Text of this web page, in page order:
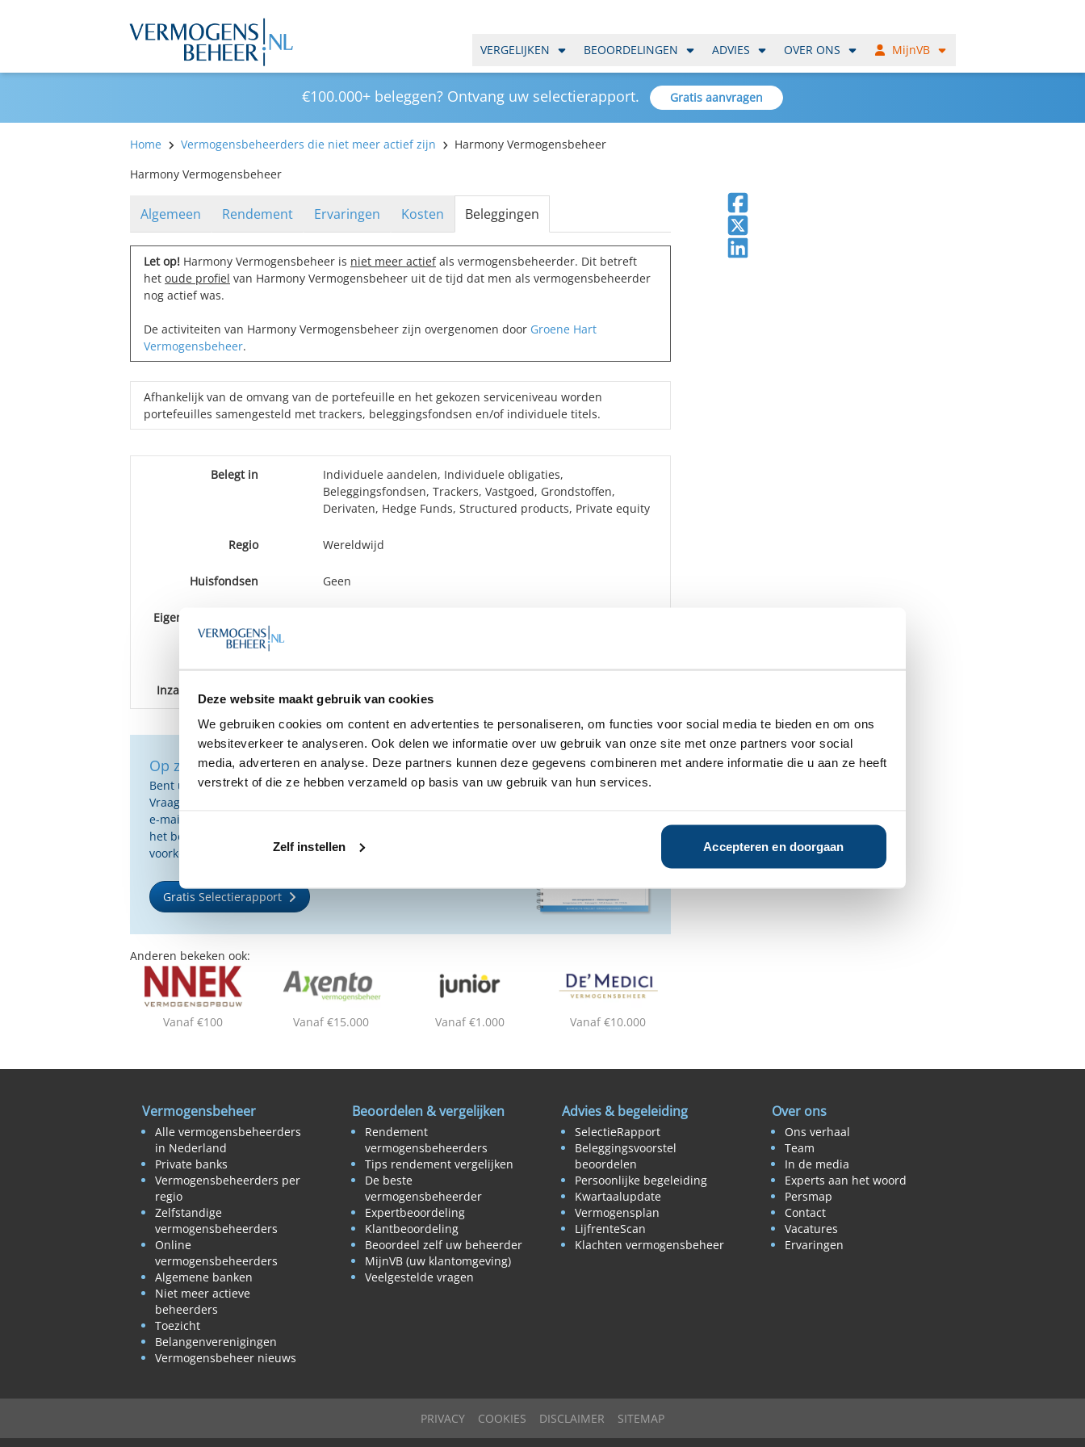
Deze website maakt gebruik van cookies
We gebruiken cookies om content en advertenties te personaliseren, om functies voor social media te bieden en om ons
websiteverkeer te analyseren. Ook delen we informatie over uw gebruik van onze site met onze partners voor social
media, adverteren en analyse. Deze partners kunnen deze gegevens combineren met andere informatie die u aan ze heeft
verstrekt of die ze hebben verzameld op basis van uw gebruik van hun services.
Zelf instellen Accepteren en doorgaan
VERGELIJKEN BEOORDELINGEN ADVIES OVER ONS MijnVB
€100.000+ beleggen? Ontvang uw selectierapport. Gratis aanvragen
Home Vermogensbeheerders die niet meer actief zijn
Harmony Vermogensbeheer
Harmony Vermogensbeheer
Algemeen Rendement Ervaringen Kosten Beleggingen
Let op! Harmony Vermogensbeheer is niet meer actiefals vermogensbeheerder. Dit betreft
het oude profiel van Harmony Vermogensbeheer uit de tijd dat men als vermogensbeheerder
nog actief was.
De activiteiten van Harmony Vermogensbeheer zijn overgenomen door Groene Hart
Vermogensbeheer.
Afhankelijk van de omvang van de portefeuille en het gekozen serviceniveau worden
portefeuilles samengesteld met trackers, beleggingsfondsen en/of individuele titels.
Belegt in
Individuele aandelen, Individuele obligaties,
Beleggingsfondsen, Trackers, Vastgoed, Grondstoffen,
Derivaten, Hedge Funds, Structured products, Private equity
Regio Wereldwijd
Huisfondsen Geen
Eigen wensen klant
Rapportage
Inzage portefeuille
Op zoek naar de beste vermogensbeheerder?
Bent u op zoek naar de voor u beste vermogensbeheerder?
Vraag dan gratis en geheel vrijblijvend een SelectieRapport aan. Per
e-mail ontvangt u een selectie van goede vermogensbeheerders die
het beste passen bij uw persoonlijke situatie, wensen en
voorkeuren.
Gratis Selectierapport
Anderen bekeken ook:
Vanaf €100 Vanaf €15.000 Vanaf €1.000 Vanaf €10.000
Deel op Facebook
Deel op X
Deel op LinkedIn
Vermogensbeheer
Alle vermogensbeheerders
in Nederland
Private banks
Vermogensbeheerders per
regio
Zelfstandige
vermogensbeheerders
Online
vermogensbeheerders
Algemene banken
Niet meer actieve
beheerders
Toezicht
Belangenverenigingen
Vermogensbeheer nieuws
Beoordelen & vergelijken
Rendement
vermogensbeheerders
Tips rendement vergelijken
De beste
vermogensbeheerder
Expertbeoordeling
Klantbeoordeling
Beoordeel zelf uw beheerder
MijnVB (uw klantomgeving)
Veelgestelde vragen
Advies & begeleiding
SelectieRapport
Beleggingsvoorstel
beoordelen
Persoonlijke begeleiding
Kwartaalupdate
Vermogensplan
LijfrenteScan
Klachten vermogensbeheer
Over ons
Ons verhaal
Team
In de media
Experts aan het woord
Persmap
Contact
Vacatures
Ervaringen
PRIVACY COOKIES DISCLAIMER SITEMAP